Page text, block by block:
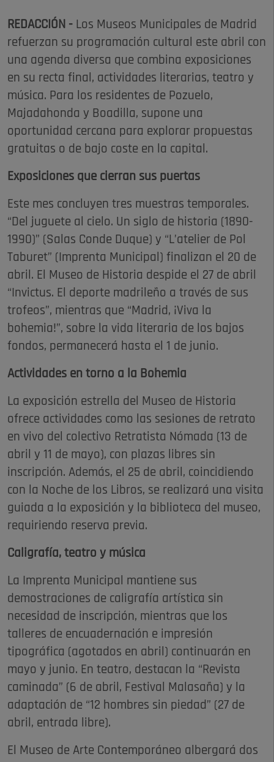
REDACCIÓN - Los Museos Municipales de Madrid
refuerzan su programación cultural este abril con
una agenda diversa que combina exposiciones
en su recta final, actividades literarias, teatro y
música. Para los residentes de Pozuelo,
Majadahonda y Boadilla, supone una
oportunidad cercana para explorar propuestas
gratuitas o de bajo coste en la capital.
Exposiciones que cierran sus puertas
Este mes concluyen tres muestras temporales.
“Del juguete al cielo. Un siglo de historia (1890-
1990)” (Salas Conde Duque) y “L’atelier de Pol
Taburet” (Imprenta Municipal) finalizan el 20 de
abril. El Museo de Historia despide el 27 de abril
“Invictus. El deporte madrileño a través de sus
trofeos”, mientras que “Madrid, ¡Viva la
bohemia!”, sobre la vida literaria de los bajos
fondos, permanecerá hasta el 1 de junio.
Actividades en torno a la Bohemia
La exposición estrella del Museo de Historia
ofrece actividades como las sesiones de retrato
en vivo del colectivo Retratista Nómada (13 de
abril y 11 de mayo), con plazas libres sin
inscripción. Además, el 25 de abril, coincidiendo
con la Noche de los Libros, se realizará una visita
guiada a la exposición y la biblioteca del museo,
requiriendo reserva previa.
Caligrafía, teatro y música
La Imprenta Municipal mantiene sus
demostraciones de caligrafía artística sin
necesidad de inscripción, mientras que los
talleres de encuadernación e impresión
tipográfica (agotados en abril) continuarán en
mayo y junio. En teatro, destacan la “Revista
caminada” (6 de abril, Festival Malasaña) y la
adaptación de “12 hombres sin piedad” (27 de
abril, entrada libre).
El Museo de Arte Contemporáneo albergará dos